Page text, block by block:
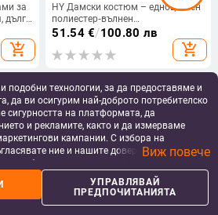
за
дълги
add_shopping_cart
HY Дамски костюм – едноцветен
полиестер‑вълнен
двукомпонентен комплект със
пола и дълги ръкави, висока
температура на оформяне, лято
51.54€/100.80 лв
add_shopping_cart
подобни технологии, за да предоставяме и
да ви осигурим най-доброто потребителско
сигурността на платформата, да
и рекламите, както и да измерваме
кампании. С избора на
ние и нашите доверени партньори
подобни технологии на вашето устройство
Можете по всяко време да управлявате
натиснете „Управлявай предпочитанията“.
вижте нашата
Виж повече
УПРАВЛЯВАЙ
ПРЕДПОЧИТАНИЯТА